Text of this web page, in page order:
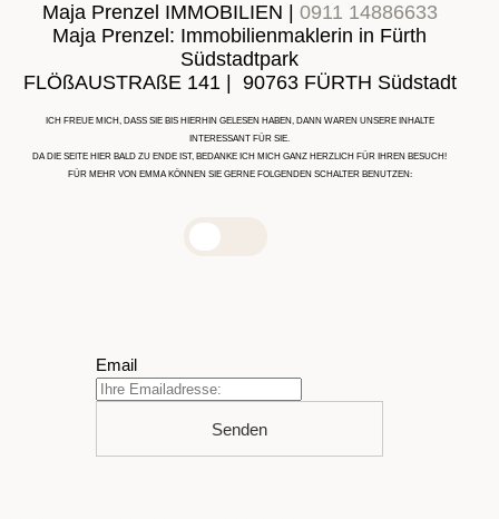
Maja Prenzel IMMOBILIEN | 0911 14886633
Maja Prenzel: Immobilienmaklerin in Fürth
Südstadtpark
FLÖßAUSTRAßE 141 | 90763 FÜRTH Südstadt
ICH FREUE MICH, DASS SIE BIS HIERHIN GELESEN HABEN, DANN WAREN UNSERE INHALTE
INTERESSANT FÜR SIE.
DA DIE SEITE HIER BALD ZU ENDE IST, BEDANKE ICH MICH GANZ HERZLICH FÜR IHREN BESUCH!
FÜR MEHR VON EMMA KÖNNEN SIE GERNE FOLGENDEN SCHALTER BENUTZEN:
Email
Senden